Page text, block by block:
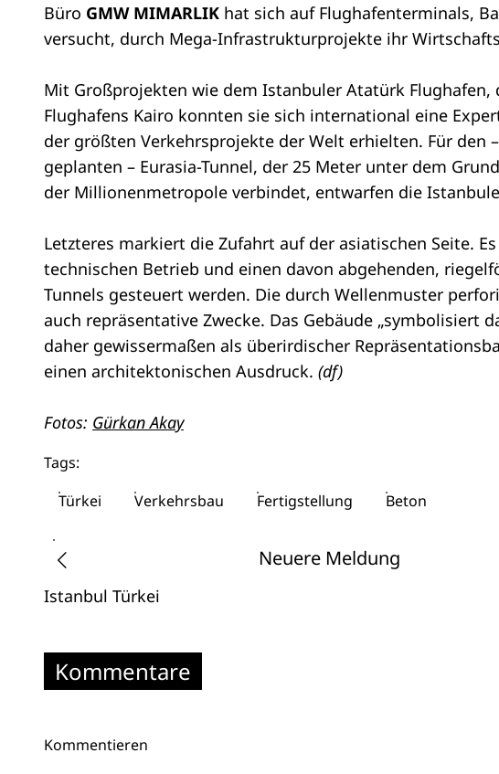
Büro GMW MIMARLIK hat sich auf Flughafenterminals,
versucht, durch Mega-Infrastrukturprojekte ihr
Mit Großprojekten wie dem Istanbuler Atatürk
Flughafens Kairo konnten sie sich international eine
der größten Verkehrsprojekte der Welt erhielten. Für den
geplanten – Eurasia-Tunnel, der 25 Meter unter dem
der Millionenmetropole verbindet, entwarfen die
Letzteres markiert die Zufahrt auf der asiatischen Seite.
technischen Betrieb und einen davon abgehenden,
Tunnels gesteuert werden. Die durch Wellenmuster
auch repräsentative Zwecke. Das Gebäude „symbolisiert
daher gewissermaßen als überirdischer
einen architektonischen Ausdruck. (df)
Fotos: Gürkan Akay
Tags:
Türkei
Verkehrsbau Fertigstellung Beton
Neuere Meldung
Istanbul Türkei
Kommentare
Kommentieren